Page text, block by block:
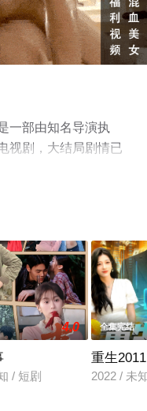
一部由知名导演执
视剧，大结局剧情已
清无删减完整版电视
4.0
/ 短剧
全集完结
重生
2022 / 未